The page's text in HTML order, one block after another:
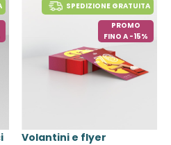
SPEDIZIONE GRATUITA
PROMO
FINO A -15%
Volantini e flyer